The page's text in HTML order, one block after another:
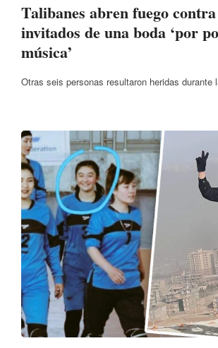
Talibanes abren fuego
invitados de una boda ‘por
música’
Otras seis personas resultaron heridas durante